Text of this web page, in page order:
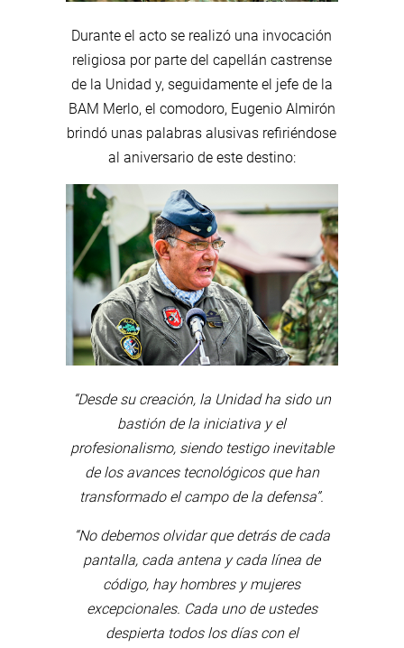
Durante el acto se realizó una invocación
religiosa por parte del capellán castrense
de la Unidad y, seguidamente el jefe de la
BAM Merlo, el comodoro, Eugenio Almirón
brindó unas palabras alusivas refiriéndose
al aniversario de este destino:
“Desde su creación, la Unidad ha sido un
bastión de la iniciativa y el
profesionalismo, siendo testigo inevitable
de los avances tecnológicos que han
transformado el campo de la defensa”.
“No debemos olvidar que detrás de cada
pantalla, cada antena y cada línea de
código, hay hombres y mujeres
excepcionales. Cada uno de ustedes
despierta todos los días con el